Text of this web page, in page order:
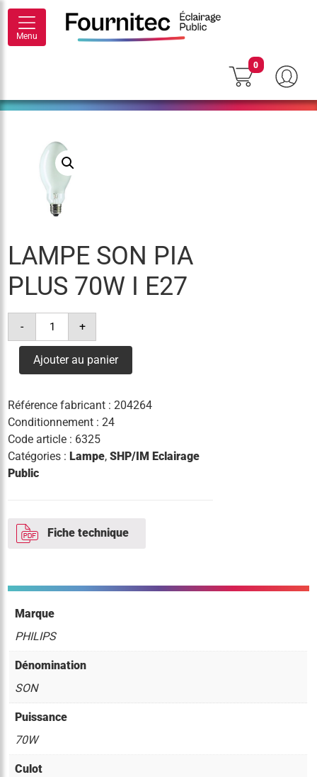
Menu
0
LAMPE SON PIA
PLUS 70W I E27
-
quantité
lampe
pia
plus
e27
+
Ajouter au panier
Référence fabricant :204264
Conditionnement : 24
Code article : 6325
Catégories :Lampe,SHP/IM Eclairage
Public
Fiche technique
Marque
PHILIPS
Dénomination
SON
Puissance
70W
Culot